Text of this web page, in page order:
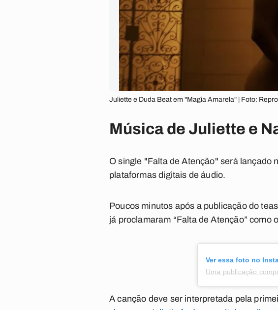
Juliette e Duda Beat em "Magia Amarela" | Foto:
Música de Juliette e
O single "Falta de Atenção" será lançado
plataformas digitais de áudio.
Poucos minutos após a publicação do
já proclamaram “Falta de Atenção” como
Ver essa foto no
Uma publicação
A canção deve ser interpretada pela